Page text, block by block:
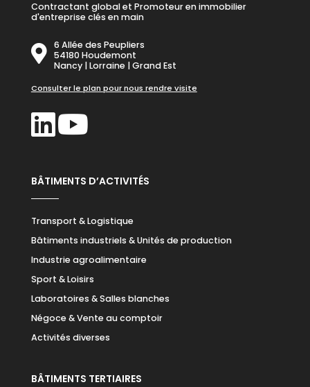
Contractant global et Promoteur en immobilier
d'entreprise clés en main
6 Allée des Peupliers
54180 Houdemont
Nancy | Lorraine | Grand Est
Consulter le plan pour nous rendre visite
BÂTIMENTS D’ACTIVITÉS
Transport & Logistique
Bâtiments industriels & Unités de production
Industrie agroalimentaire
Sport & Loisirs
Laboratoires & Salles blanches
Négoce & Vente au comptoir
Activités diverses
BÂTIMENTS TERTIAIRES